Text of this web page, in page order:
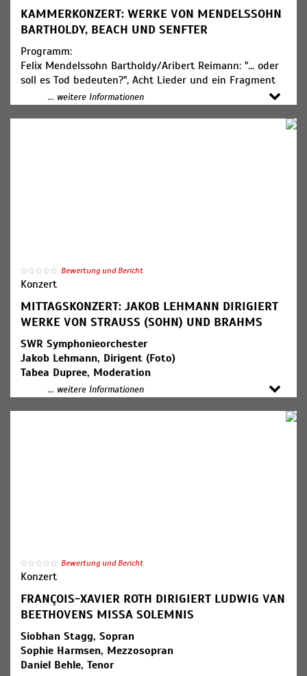
Gabriele Turck, Violine
Gesa Jenne-Dönneweg, Violine
Janis Lielbardis, Viola
Marin Smesnoi, Violoncello
KAMMERKONZERT: WERKE VON MENDELSSOHN
BARTHOLDY, BEACH UND SENFTER
Programm:
Felix Mendelssohn Bartholdy/Aribert Reimann: "... oder
soll es Tod bedeuten?", Acht Lieder und ein Fragment
von Felix Mendelssohn
Bartholdy nach Texten von Heinrich Heine für Sopran
Fionn Bockemühl, Violoncello
Gabriele Turck, Violine (Foto)
Gesa Jenne-Dönneweg, Violine
Janis Lielbardis, Viola
Marin Smesnoi, Violoncello
... weitere Informationen
Bewertung und Bericht
Konzert
MITTAGSKONZERT: JAKOB LEHMANN DIRIGIERT
WERKE VON STRAUSS (SOHN) UND BRAHMS
SWR Symphonieorchester
Jakob Lehmann, Dirigent (Foto)
Tabea Dupree, Moderation
Programm:
... weitere Informationen
Bewertung und Bericht
Konzert
FRANÇOIS-XAVIER ROTH DIRIGIERT LUDWIG VAN
BEETHOVENS MISSA SOLEMNIS
Siobhan Stagg, Sopran
Sophie Harmsen, Mezzosopran
Daniel Behle, Tenor